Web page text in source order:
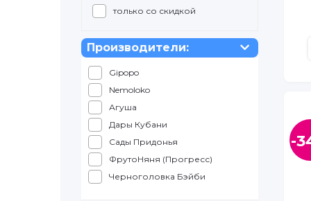
только со скидкой
Производители:
Gipopo
Nemoloko
Агуша
Дары Кубани
Сады Придонья
ФрутоНяня (Прогресс)
Черноголовка Бэйби
-